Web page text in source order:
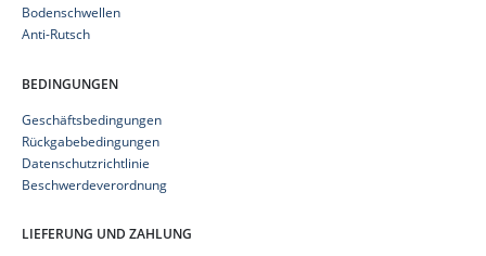
Bodenschwellen
Anti-Rutsch
BEDINGUNGEN
Geschäftsbedingungen
Rückgabebedingungen
Datenschutzrichtlinie
Beschwerdeverordnung
LIEFERUNG UND ZAHLUNG